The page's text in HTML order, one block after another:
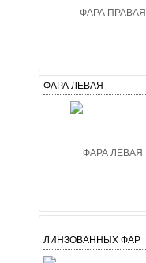
ФАРА ЛЕВАЯ
ЛИНЗОВАННЫХ ФАР